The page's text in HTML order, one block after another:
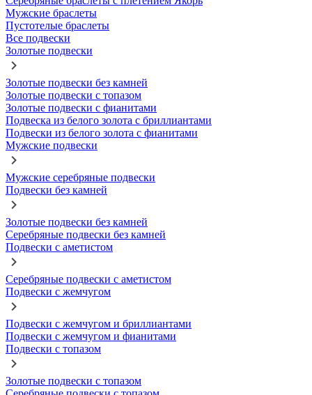
Мужские браслеты
Пустотелые браслеты
Все подвески
Золотые подвески
Золотые подвески без камней
Золотые подвески с топазом
Золотые подвески с фианитами
Подвеска из белого золота с бриллиантами
Подвески из белого золота с фианитами
Мужские подвески
Мужские серебряные подвески
Подвески без камней
Золотые подвески без камней
Серебряные подвески без камней
Подвески с аметистом
Серебряные подвески с аметистом
Подвески с жемчугом
Подвески с жемчугом и бриллиантами
Подвески с жемчугом и фианитами
Подвески с топазом
Золотые подвески с топазом